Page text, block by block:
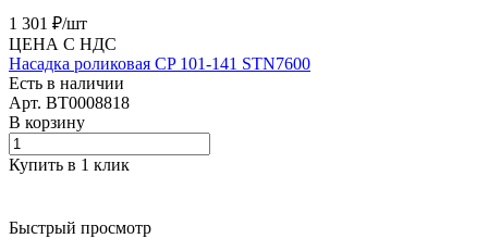
1 301 ₽/шт
ЦЕНА С НДС
Насадка роликовая CP 101-141 STN7600
Есть в наличии
Арт. BT0008818
В корзину
Купить в 1 клик
Быстрый просмотр